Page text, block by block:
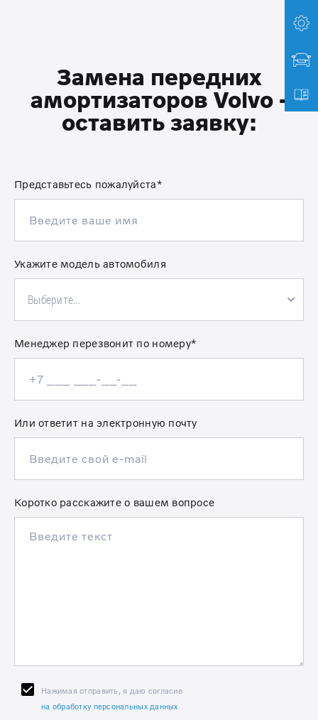
Замена передних
амортизаторов Volvo -
оставить заявку:
Представьтесь пожалуйста*
Укажите модель автомобиля
Выберите...
Менеджер перезвонит по номеру*
Или ответит на электронную почту
Коротко расскажите о вашем вопросе
Нажимая отправить, я даю согласие
на обработку персональных данных